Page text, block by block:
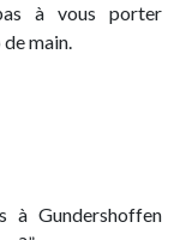
à vous porter
main.
à Gundershoffen